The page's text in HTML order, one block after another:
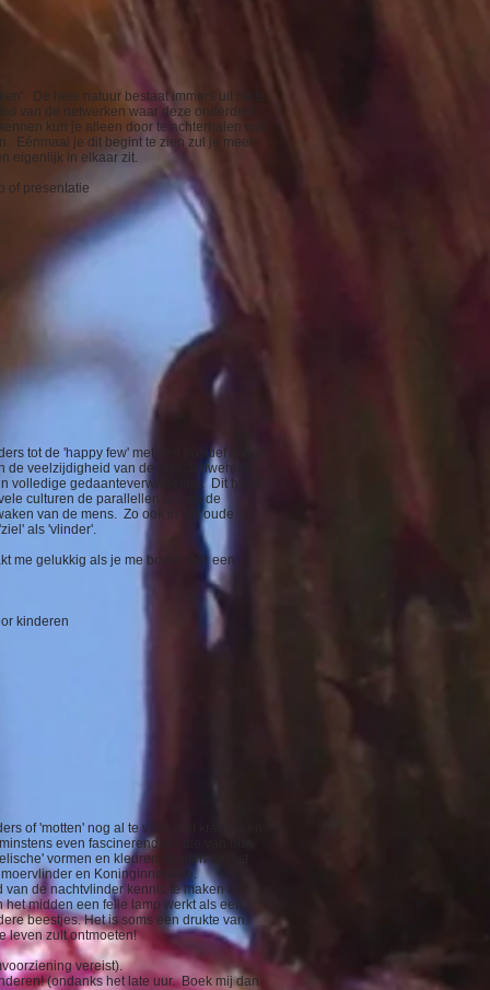
De hele natuur bestaat immers uit niets
van de netwerken waar deze onderdeel
kun je alleen door te achterhalen wat
Eénmaal je dit begint te zien zul je meer
eigenlijk in elkaar zit.
of presentatie
tot de 'happy few' met een positief imago.
veelzijdigheid van de insectenwereld.
volledige gedaanteverwisseling. Dit heeft
culturen de parallellen tussen de
van de mens. Zo ook in het oude
als 'vlinder'.
me gelukkig als je me boekt voor een
kinderen
of 'motten' nog al te vaak met kranten en
even fascinerend als die van hun
vormen en kleuren moeten beslist
en Koninginnepage.
de nachtvlinder kennis te maken is
midden een felle lamp werkt als een
beestjes. Het is soms een drukte van
leven zult ontmoeten!
vereist).
(ondanks het late uur. Boek mij dan